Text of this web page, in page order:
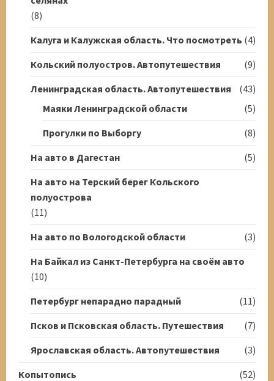
(8)
Калуга и Калужская область. Что посмотреть (4)
Кольский полуостров. Автопутешествия
(9)
Ленинградская область. Автопутешествия
(43)
Маяки Ленинградской области
(5)
Прогулки по Выборгу
(8)
На авто в Дагестан
(5)
На авто на Терский берег Кольского
полуострова
(11)
На авто по Вологодской области
(3)
На Байкал из Санкт-Петербурга на своём авто
(10)
Петербург непарадно парадный
(11)
Псков и Псковская область. Путешествия
(7)
Ярославская область. Автопутешествия
(3)
Копытопись
(52)